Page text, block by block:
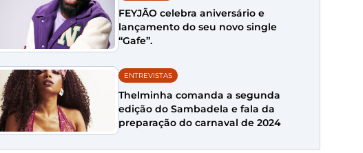
FEYJÃO celebra aniversário e
lançamento do seu novo single
“Gafe”.
ENTREVISTAS
Thelminha comanda a segunda
edição do Sambadela e fala da
preparação do carnaval de 2024